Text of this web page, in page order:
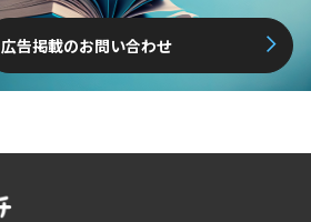
広告掲載のお問い合わせ